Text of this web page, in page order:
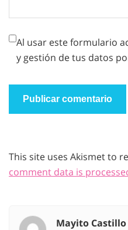
Al usar este formulario
y gestión de tus datos
This site uses Akismet to
comment data is
Mayito Castillo